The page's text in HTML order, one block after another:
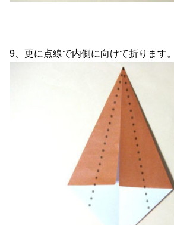
9、更に点線で内側に向けて折ります。